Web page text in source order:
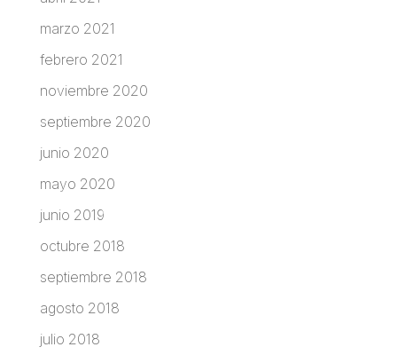
marzo 2021
febrero 2021
noviembre 2020
septiembre 2020
junio 2020
mayo 2020
junio 2019
octubre 2018
septiembre 2018
agosto 2018
julio 2018